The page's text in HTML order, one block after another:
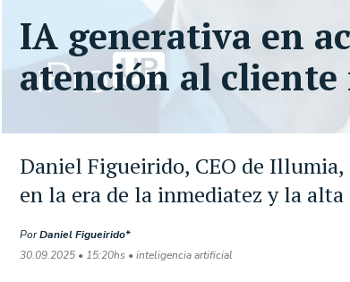
Daniel Figueirido, CEO de
en la era de la inmediatez y la
PorDaniel Figueirido*
30.09.2025 • 15:20hs • inteligencia artificial
IA generativa en
atención al cliente